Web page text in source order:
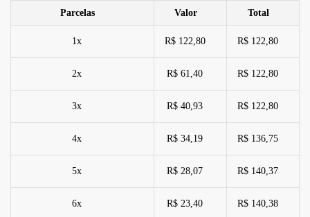
Parcelas Valor Total
1x R$ 122,80 R$ 122,80
2x R$ 61,40 R$ 122,80
3x R$ 40,93 R$ 122,80
4x R$ 34,19 R$ 136,75
5x R$ 28,07 R$ 140,37
6x R$ 23,40 R$ 140,38